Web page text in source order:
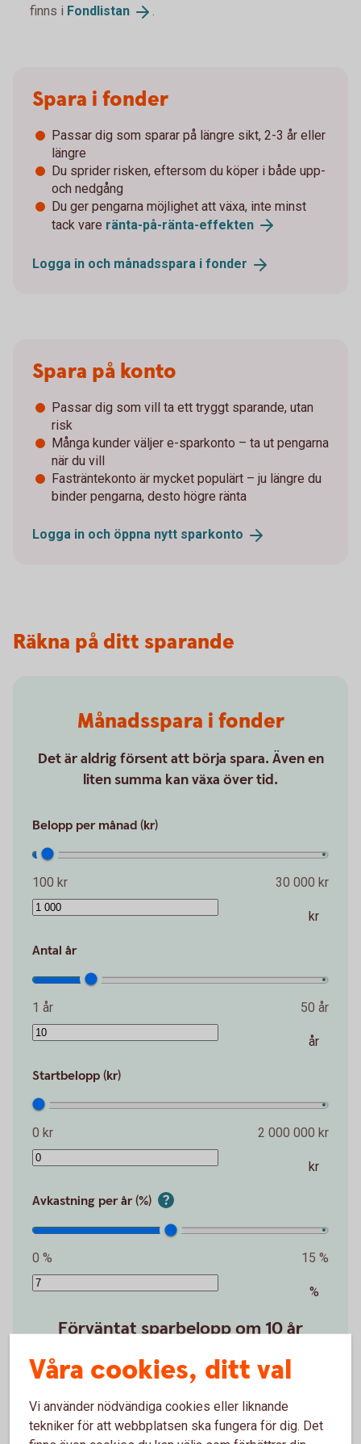
finns i Fondlistan .
Spara i fonder
Passar dig som sparar på längre sikt, 2-3 år eller
längre
Du sprider risken, eftersom du köper i både upp-
och nedgång
Du ger pengarna möjlighet att växa, inte minst
tack vare ränta-på-ränta-effekten
Logga in och månadsspara i fonder
Spara på konto
Passar dig som vill ta ett tryggt sparande, utan
risk
Många kunder väljer e-sparkonto – ta ut pengarna
när du vill
Fasträntekonto är mycket populärt – ju längre du
binder pengarna, desto högre ränta
Logga in och öppna nytt sparkonto
Räkna på ditt sparande
Månadsspara i fonder
Det är aldrig försent att börja spara. Även en
liten summa kan växa över tid.
Belopp per månad (kr)
100 kr 30 000 kr
kr
Antal år
1 år 50 år
år
Startbelopp (kr)
0 kr 2 000 000 kr
kr
Avkastning per år (%)
0 % 15 %
%
Förväntat sparbelopp om 10 år
172 019 kr
avkastning är +52 019 kr.
Våra cookies, ditt val
Vi använder nödvändiga cookies eller liknande
tekniker för att webbplatsen ska fungera för dig. Det